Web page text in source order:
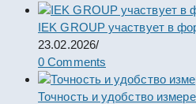
IEK GROUP участвует в
23.02.2026/
0 Comments
Точность и удобство